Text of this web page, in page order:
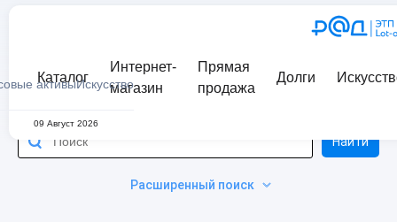
активыИскусство
Каталог
Интернет-
магазин
Прямая
продажа
Долги
09 Август 2026
Расширенный поиск
Найти